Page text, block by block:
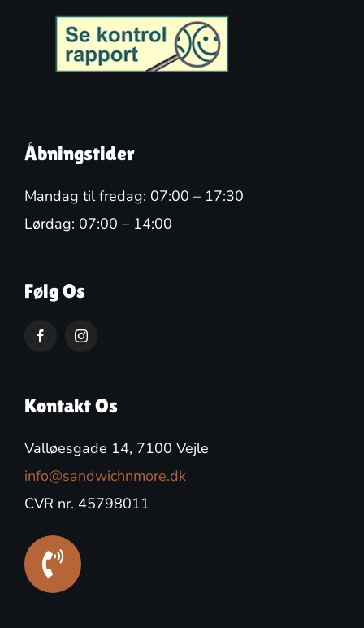
Åbningstider
Mandag til fredag: 07:00 – 17:30
Lørdag: 07:00 – 14:00
Følg Os
Kontakt Os
Valløesgade 14, 7100 Vejle
info@sandwichnmore.dk
CVR nr. 45798011